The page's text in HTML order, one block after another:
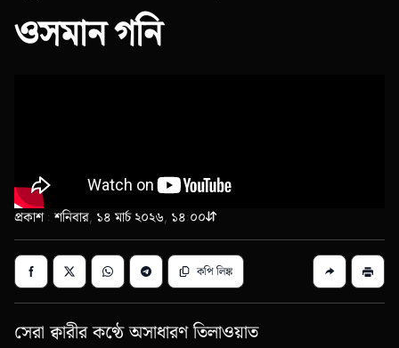
ওসমান গনি
প্রকাশ : শনিবার, ১৪ মার্চ ২০২৬, ১৪:০০
কপি লিঙ্ক
সেরা ক্বারীর কণ্ঠে অসাধারণ তিলাওয়াত